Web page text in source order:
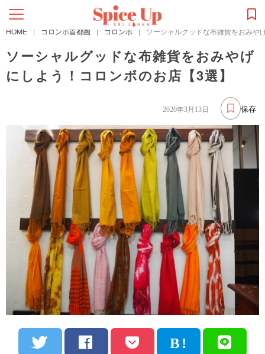
HOME | コロンボ首都圏 | コロンボ | ソーシャルグッドな布雑貨をおみや
ソーシャルグッドな布雑貨をおみやげ
にしよう！コロンボのお店【3選】
保存
2020年3月13日